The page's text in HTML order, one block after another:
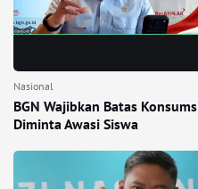
Nasional
BGN Wajibkan Batas
Diminta Awasi Siswa